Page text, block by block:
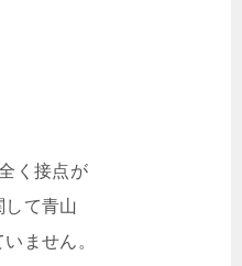
く接点が
して青山
ません。